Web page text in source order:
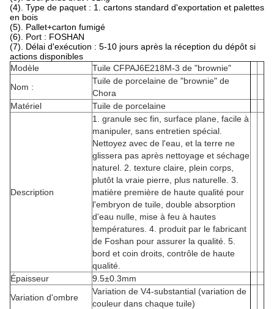
(4). Type de paquet : 1. cartons standard d'exportation et palettes
en bois
(5). Pallet+carton fumigé
(6). Port : FOSHAN
(7). Délai d'exécution : 5-10 jours après la réception du dépôt si
actions disponibles
Modèle
Tuile CFPAJ6E218M-3 de "brownie"
Nom :
Tuile de porcelaine de "brownie" de
Chora
Matériel
Tuile de porcelaine
Description
1. granule sec fin, surface plane, facile à
manipuler, sans entretien spécial.
Nettoyez avec de l'eau, et la terre ne
glissera pas après nettoyage et séchage
naturel. 2. texture claire, plein corps,
plutôt la vraie pierre, plus naturelle. 3.
matière première de haute qualité pour
l'embryon de tuile, double absorption
d'eau nulle, mise à feu à hautes
températures. 4. produit par le fabricant
de Foshan pour assurer la qualité. 5.
bord et coin droits, contrôle de haute
qualité.
Épaisseur
9.5±0.3mm
Variation d'ombre
Variation de V4-substantial (variation de
couleur dans chaque tuile)